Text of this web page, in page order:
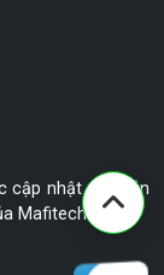
cập nhật các bản
Mafitech.